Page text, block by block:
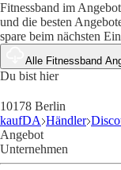
Fitnessband im
und die besten
spare beim nächsten
Alle Fitnessband
Du bist hier
10178 Berlin
kaufDA Händler
Angebot
Unternehmen